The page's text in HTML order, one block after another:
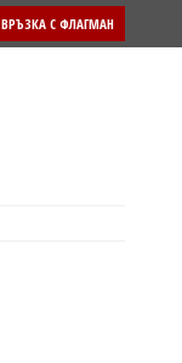
ВРЪЗКА С ФЛАГМАН